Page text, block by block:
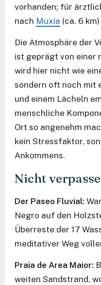
vorhanden; für
nach Muxía (ca. 6
Die Atmosphäre der
ist geprägt von einer
wird hier nicht wie
sondern oft noch mit
und einem Lächeln
menschliche
Ort so angenehm
kein Stressfaktor,
Ankommens.
Nicht
Der Paseo Fluvial:
Negro auf den
Überreste der 17
meditativer Weg
Praia de Area Maior:
weiten Sandstrand,